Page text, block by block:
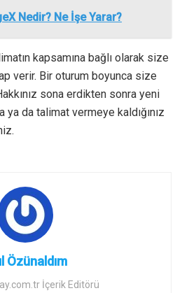
Nedir? Ne İşe Yarar?
kapsamına bağlı olarak size
verir. Bir oturum boyunca size
sona erdikten sonra yeni
ya da talimat vermeye kaldığınız
Özünaldım
İçerik Editörü